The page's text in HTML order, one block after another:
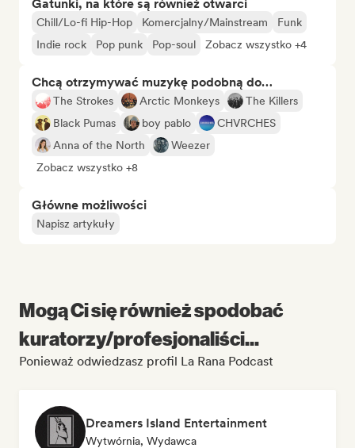
Gatunki, na które są również otwarci
Chill/Lo-fi Hip-Hop Komercjalny/Mainstream
Funk
Indie rock
Pop punk Pop-soul Zobacz wszystko +4
Chcą otrzymywać muzykę podobną do…
The Strokes Arctic Monkeys
The Killers
Black Pumas
boy pablo
CHVRCHES
Anna of the North
Weezer
Zobacz wszystko +8
Główne możliwości
Napisz artykuły
Mogą Ci się również spodobać
kuratorzy/profesjonaliści...
Ponieważ odwiedzasz profil La Rana Podcast
Dreamers Island Entertainment
Wytwórnia, Wydawca